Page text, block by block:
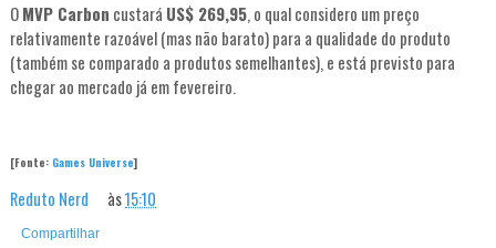
OMVP Carbon custará US$ 269,95, o qual considero um preço
relativamente razoável (mas não barato) para a qualidade do produto
(também se comparado a produtos semelhantes), e está previsto para
chegar ao mercado já em fevereiro.
[Fonte: Games Universe]
Reduto Nerd às15:10
Compartilhar